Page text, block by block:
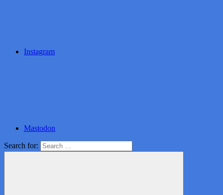
Instagram
Mastodon
Search for: